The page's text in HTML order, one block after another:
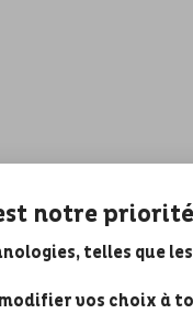
notre priorité
telles que
vos choix à